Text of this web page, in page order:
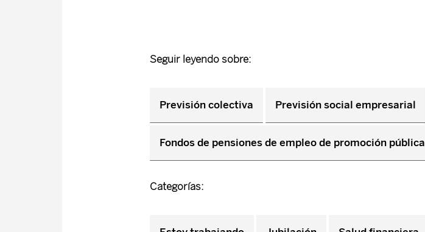
Seguir leyendo sobre:
Previsión colectiva Previsión social empresarial
Fondos de pensiones de empleo de promoción pública
Categorías: